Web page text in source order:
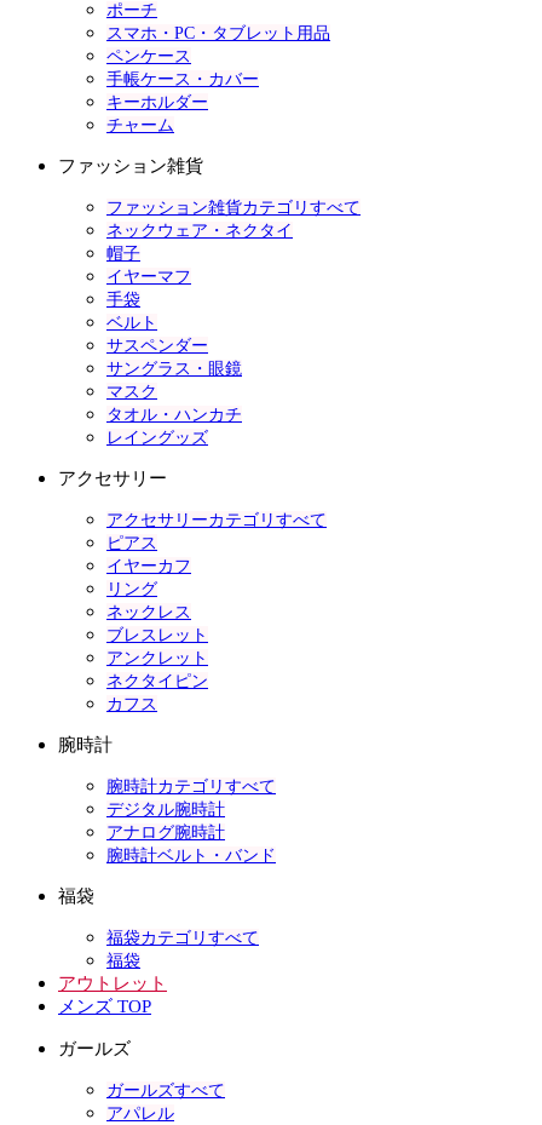
ポーチ
スマホ・PC・タブレット用品
ペンケース
手帳ケース・カバー
キーホルダー
チャーム
ファッション雑貨
ファッション雑貨カテゴリすべて
ネックウェア・ネクタイ
帽子
イヤーマフ
手袋
ベルト
サスペンダー
サングラス・眼鏡
マスク
タオル・ハンカチ
レイングッズ
アクセサリー
アクセサリーカテゴリすべて
ピアス
イヤーカフ
リング
ネックレス
ブレスレット
アンクレット
ネクタイピン
カフス
腕時計
腕時計カテゴリすべて
デジタル腕時計
アナログ腕時計
腕時計ベルト・バンド
福袋
福袋カテゴリすべて
福袋
アウトレット
メンズ TOP
ガールズ
ガールズすべて
アパレル